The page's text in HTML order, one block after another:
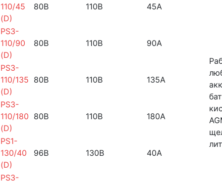
110/45
(D)
80B 110B 45A
PS3-
110/90
(D)
80B 110B 90A
PS3-
110/135
(D)
80B 110B 135A
PS3-
110/180
(D)
80B 110B 180A
PS1-
130/40
(D)
96B 130B 40A
PS3-